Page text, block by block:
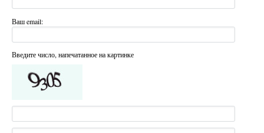
Ваш email:
Введите число, напечатанное на картинке